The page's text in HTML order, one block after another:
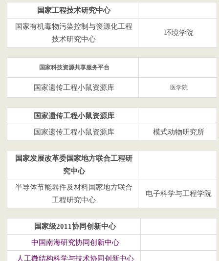
国家工程技术研究中心
国家有机毒物污染控制与资源化工程
技术研究中心
环境学院
国家科技资源共享服务平台
国家遗传工程小鼠资源库 医学院
国家遗传工程小鼠资源库
国家遗传工程小鼠资源库 模式动物研究所
国家发展改革委国家地方联合工程研
究中心
半导体节能器件及材料国家地方联合
工程研究中心
电子科学与工程学院
国家级2011协同创新中心
中国南海研究协同创新中心
人工微结构科学与技术协同创新中心